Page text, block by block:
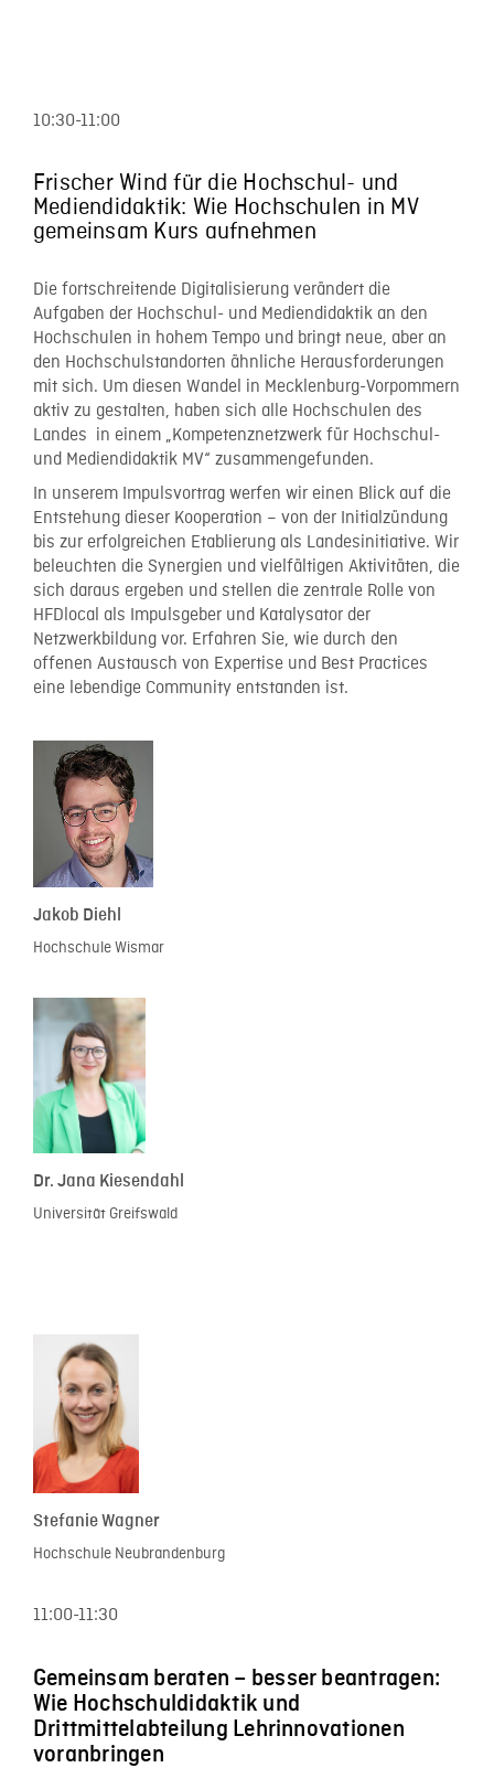
10:30-11:00
Frischer Wind für die Hochschul- und
Mediendidaktik: Wie Hochschulen in MV
gemeinsam Kurs aufnehmen
Die fortschreitende Digitalisierung verändert die
Aufgaben der Hochschul- und Mediendidaktik an den
Hochschulen in hohem Tempo und bringt neue, aber an
den Hochschulstandorten ähnliche Herausforderungen
mit sich. Um diesen Wandel in Mecklenburg-Vorpommern
aktiv zu gestalten, haben sich alle Hochschulen des
Landes in einem „Kompetenznetzwerk für Hochschul-
und Mediendidaktik MV“ zusammengefunden.
In unserem Impulsvortrag werfen wir einen Blick auf die
Entstehung dieser Kooperation – von der Initialzündung
bis zur erfolgreichen Etablierung als Landesinitiative. Wir
beleuchten die Synergien und vielfältigen Aktivitäten, die
sich daraus ergeben und stellen die zentrale Rolle von
HFDlocal als Impulsgeber und Katalysator der
Netzwerkbildung vor. Erfahren Sie, wie durch den
offenen Austausch von Expertise und Best Practices
eine lebendige Community entstanden ist.
Jakob Diehl
Hochschule Wismar
Dr. Jana Kiesendahl
Universität Greifswald
Stefanie Wagner
Hochschule Neubrandenburg
11:00-11:30
Gemeinsam beraten – besser beantragen:
Wie Hochschuldidaktik und
Drittmittelabteilung Lehrinnovationen
voranbringen